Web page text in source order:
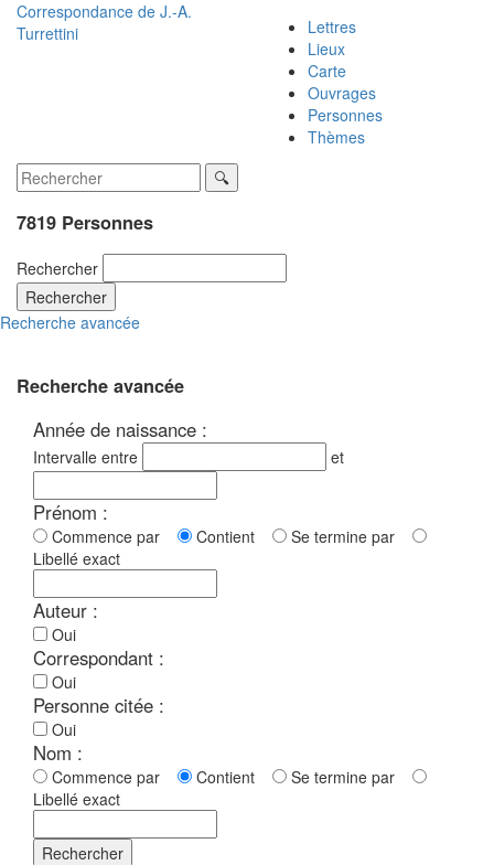
Correspondance de J.-A.
Turrettini
Lettres
Lieux
Carte
Ouvrages
Personnes
Thèmes
7819 Personnes
Rechercher
Rechercher
Recherche avancée
Recherche avancée
Année de naissance :
Intervalle entre et
Prénom :
Commence par Contient
Se termine par
Libellé exact
Auteur :
Oui
Correspondant :
Oui
Personne citée :
Oui
Nom :
Commence par Contient
Se termine par
Libellé exact
Rechercher